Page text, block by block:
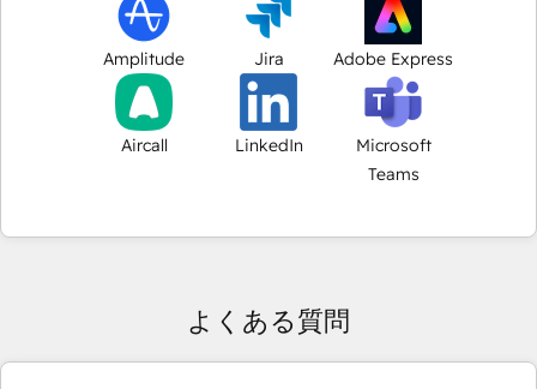
Amplitude Jira Adobe Express
Aircall LinkedIn
Microsoft
Teams
よくある質問